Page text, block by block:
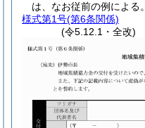
は、なお従前の例による。
様式第1号(第6条関係)
(令5.12.1・全改)